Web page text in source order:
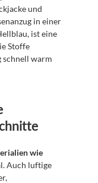
und
in einer
ist eine
Stoffe
schnell warm
wie
Auch luftige